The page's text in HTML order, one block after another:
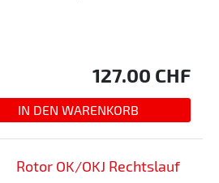
127.00 CHF
Rotor OK/OKJ Rechtslauf